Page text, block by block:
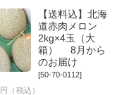
【送料込】北海
道赤肉メロン
2kg×4玉（大
箱） 8月から
のお届け
[50-70-0112]
円（税込）